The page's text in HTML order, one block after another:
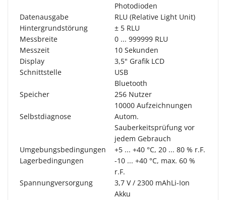
Photodioden
Datenausgabe
RLU (Relative Light Unit)
Hintergrundstörung
± 5 RLU
Messbreite
0 ... 999999 RLU
Messzeit
10 Sekunden
Display
3,5" Grafik LCD
Schnittstelle
USB
Bluetooth
Speicher
256 Nutzer
10000 Aufzeichnungen
Selbstdiagnose
Autom.
Sauberkeitsprüfung vor
jedem Gebrauch
Umgebungsbedingungen
+5 ... +40 °C, 20 ... 80 % r.F.
Lagerbedingungen
-10 ... +40 °C, max. 60 %
r.F.
Spannungversorgung
3,7 V / 2300 mAhLi-Ion
Akku